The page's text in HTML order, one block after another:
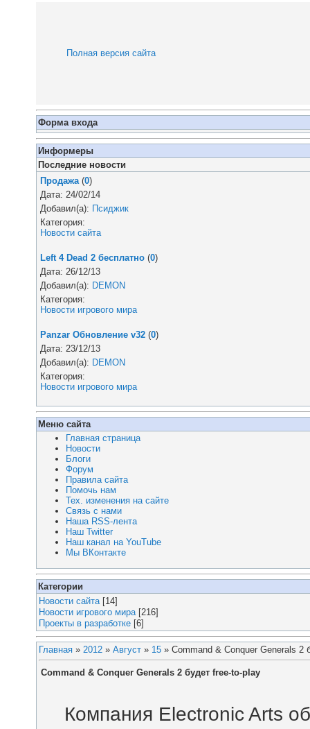
Полная версия сайта
Форма входа
Информеры
Последние новости
Продажа (0)
Дата: 24/02/14
Добавил(а): Псиджик
Категория:
Новости сайта
Left 4 Dead 2 бесплатно (0)
Дата: 26/12/13
Добавил(а): DEMON
Категория:
Новости игрового мира
Panzar Обновление v32 (0)
Дата: 23/12/13
Добавил(а): DEMON
Категория:
Новости игрового мира
Меню сайта
Главная страница
Новости
Блоги
Форум
Правила сайта
Помочь нам
Тех. изменения на сайте
Связь с нами
Наша RSS-лента
Наш Twitter
Наш канал на YouTube
Мы ВКонтакте
Категории
Новости сайта [14]
Новости игрового мира [216]
Проекты в разработке [6]
Главная » 2012 » Август » 15 » Command & Conquer Generals 2
Command & Conquer Generals 2 будет free-to-play
Компания Electronic Arts